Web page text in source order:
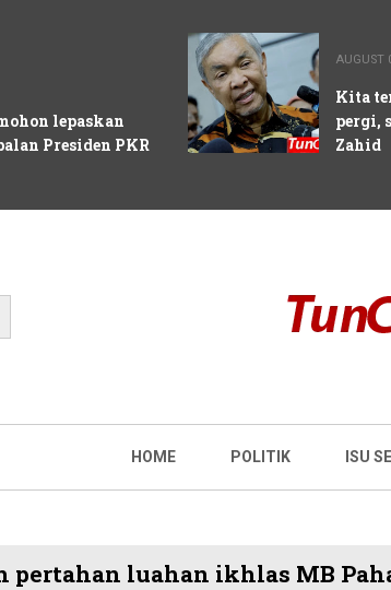
lepaskan
Presiden PKR
AUGUST
Kita
pergi,
Zahid
HOME POLITIK ISU
pertahan luahan ikhlas MB